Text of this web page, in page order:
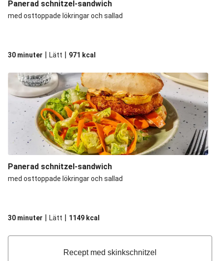
Panerad schnitzel-sandwich
med osttoppade lökringar och sallad
30 minuter | Lätt | 971 kcal
Panerad schnitzel-sandwich
med osttoppade lökringar och sallad
30 minuter | Lätt | 1149 kcal
Recept med skinkschnitzel